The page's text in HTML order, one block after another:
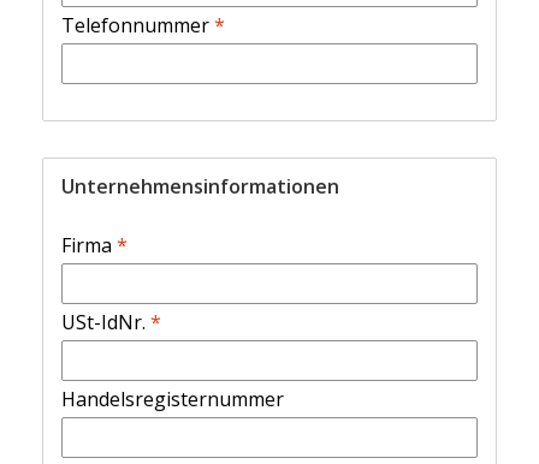
Telefonnummer*
Unternehmensinformationen
Firma *
USt-IdNr. *
Handelsregisternummer